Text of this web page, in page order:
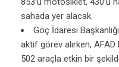
sahada yer alacak.
Göç İdaresi
aktif görev alırken, AFAD
502 araçla etkin bir